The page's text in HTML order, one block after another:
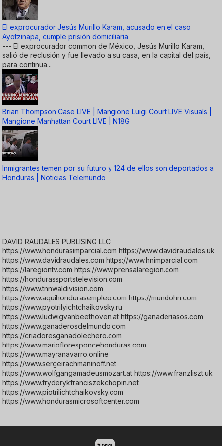
El exprocurador Jesús Murillo Karam, acusado en el caso
Ayotzinapa, cumple prisión domiciliaria
--- El exprocurador common de México, Jesús Murillo Karam,
salió de reclusión y fue llevado a su casa, en la capital del país,
para continua...
Brian Thompson Case LIVE | Mangione Luigi Court LIVE Visuals |
Mangione Manhattan Court LIVE | N18G
Inmigrantes temen por su futuro y 124 de ellos son deportados a
Honduras | Noticias Telemundo
DAVID RAUDALES PUBLISING LLC
https://www.hondurasimparcial.com https://www.davidraudales.uk
https://www.davidraudales.com https://www.hnimparcial.com
https://laregiontv.com https://www.prensalaregion.com
https://hondurassportstelevision.com
https://www.tnnwaldivision.com
https://www.aquihondurasempleo.com https://mundohn.com
https://www.pyotrilyichtchaikovsky.ru
https://www.ludwigvanbeethoven.at https://ganaderiasos.com
https://www.ganaderosdelmundo.com
https://criadoresganadolechero.com
https://www.mariofloresponcehonduras.com
https://www.mayranavarro.online
https://www.sergeirachmaninoff.net
https://www.wolfgangamadeusmozart.at https://www.franzliszt.uk
https://www.fryderykfranciszekchopin.net
https://www.piotrilichtchaikovsky.com
https://www.hondurasmicrosoftcenter.com